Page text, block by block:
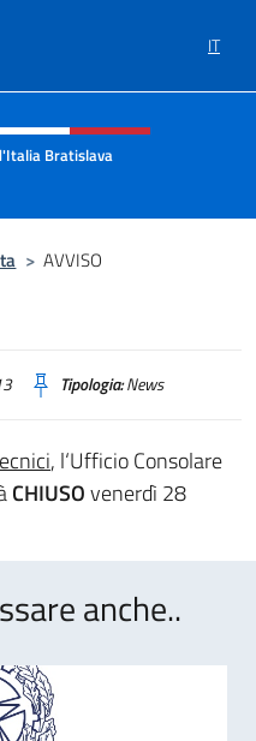
IT
e menù
Bratislava
> AVVISO
Tipologia:News
, l‘Ufficio Consolare
CHIUSOvenerdì 28
anche..